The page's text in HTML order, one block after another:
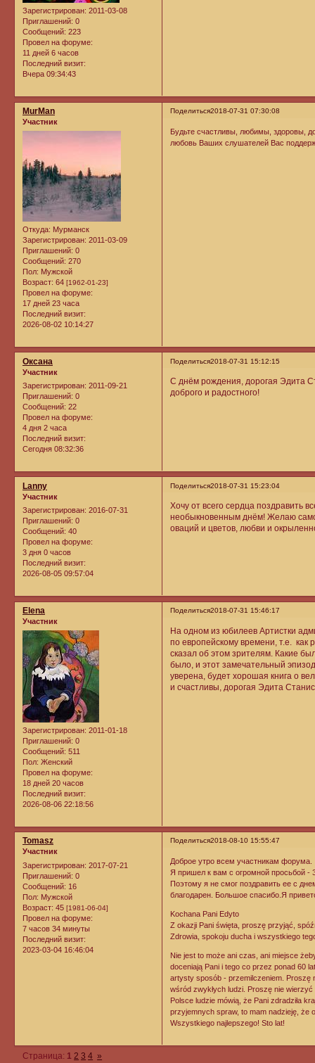
Зарегистрирован: 2011-03-08
Приглашений: 0
Сообщений: 223
Провел на форуме:
11 дней 6 часов
Последний визит:
Вчера 09:34:43
Поделиться2018-07-31 07:30:08
MurMan
Участник
Откуда: Мурманск
Зарегистрирован: 2011-03-09
Приглашений: 0
Сообщений: 270
Пол: Мужской
Возраст: 64 [1962-01-23]
Провел на форуме:
17 дней 23 часа
Последний визит:
2026-08-02 10:14:27
Будьте счастливы, любимы, здоровы,
любовь Ваших слушателей Вас
Поделиться2018-07-31 15:12:15
Оксана
Участник
Зарегистрирован: 2011-09-21
Приглашений: 0
Сообщений: 22
Провел на форуме:
4 дня 2 часа
Последний визит:
Сегодня 08:32:36
С днём рождения, дорогая Эдита
доброго и радостного!
Поделиться2018-07-31 15:23:04
Lanny
Участник
Зарегистрирован: 2016-07-31
Приглашений: 0
Сообщений: 40
Провел на форуме:
3 дня 0 часов
Последний визит:
2026-08-05 09:57:04
Хочу от всего сердца поздравить
необыкновенным днём! Желаю
оваций и цветов, любви и
Поделиться2018-07-31 15:46:17
Elena
Участник
Зарегистрирован: 2011-01-18
Приглашений: 0
Сообщений: 511
Пол: Женский
Провел на форуме:
18 дней 20 часов
Последний визит:
2026-08-06 22:18:56
На одном из юбилеев Артистки
по европейскому времени, т.е.
сказал об этом зрителям. Какие
было, и этот замечательный
уверена, будет хорошая книга о
и счастливы, дорогая Эдита
Поделиться2018-08-10 15:55:47
Tomasz
Участник
Зарегистрирован: 2017-07-21
Приглашений: 0
Сообщений: 16
Пол: Мужской
Возраст: 45 [1981-06-04]
Провел на форуме:
7 часов 34 минуты
Последний визит:
2023-03-04 16:46:04
Доброе утро всем участникам форума.
Я пришел к вам с огромной просьбой -
Поэтому я не смог поздравить ее с
благодарен. Большое спасибо.Я
Kochana Pani Edyto
Z okazji Pani święta, proszę przyjąć,
Zdrowia, spokoju ducha i wszystkiego
Nie jest to może ani czas, ani miejsce
doceniają Pani i tego co przez ponad 60
artysty sposób - przemilczeniem. Proszę
wśród zwykłych ludzi. Proszę nie
Polsce ludzie mówią, że Pani zdradziła
przyjemnych spraw, to mam nadzieję, że
Wszystkiego najlepszego! Sto lat!
Страница: 1 2 3 4 »